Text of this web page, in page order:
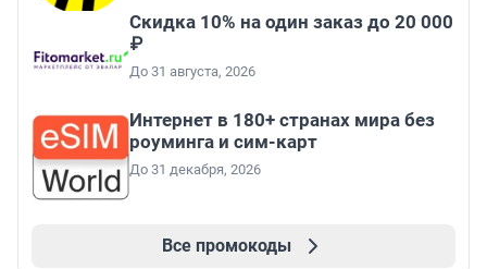
Скидка 10% на один заказ до 20 000
₽
До 31 августа, 2026
Интернет в 180+ странах мира без
роуминга и сим-карт
До 31 декабря, 2026
Все промокоды